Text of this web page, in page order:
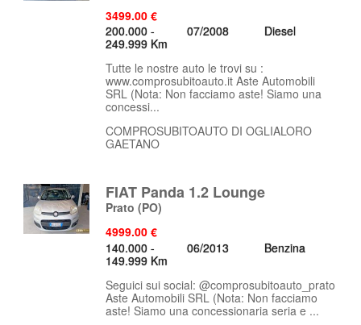
3499.00 €
200.000 -
249.999 Km
07/2008 Diesel
Tutte le nostre auto le trovi su :
www.comprosubitoauto.it Aste Automobili
SRL (Nota: Non facciamo aste! Siamo una
concessi...
COMPROSUBITOAUTO DI OGLIALORO
GAETANO
FIAT Panda 1.2 Lounge
Prato (PO)
4999.00 €
140.000 -
149.999 Km
06/2013 Benzina
Seguici sui social: @comprosubitoauto_prato
Aste Automobili SRL (Nota: Non facciamo
aste! Siamo una concessionaria seria e ...